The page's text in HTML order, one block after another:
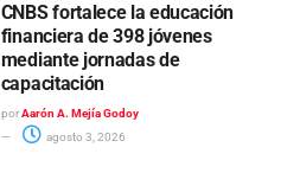
CNBS fortalece la educación
financiera de 398 jóvenes
mediante jornadas de
capacitación
por Aarón A. Mejía Godoy
agosto 3, 2026